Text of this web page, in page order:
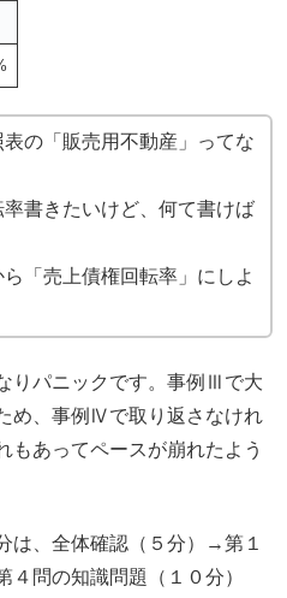
表の「販売用不動産」ってな
書きたいけど、何て書けば
「売上債権回転率」にしよ
りパニックです。事例Ⅲで大
め、事例Ⅳで取り返さなけれ
もあってペースが崩れたよう
、全体確認（５分）→第１
問の知識問題（１０分）